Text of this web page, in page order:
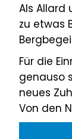
Als Allard
zu etwas
Für die
genauso
neues
Von den